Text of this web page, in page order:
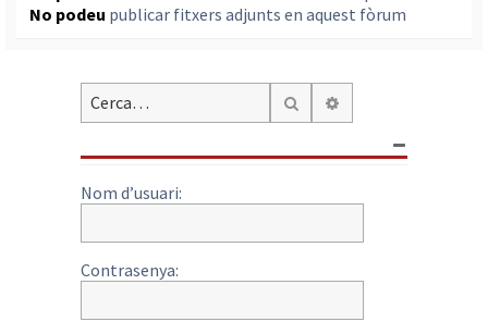
No podeu publicar fitxers adjunts en aquest fòrum
Cerca
Nom d’usuari:
Contrasenya: